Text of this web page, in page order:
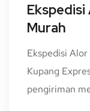
Murah
Ekspedisi
Kupang
pengiriman